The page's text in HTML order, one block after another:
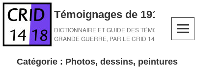
Skip
content
Témoignages de 1914-1918
DICTIONNAIRE ET GUIDE DES TÉMOINS DE LA
GRANDE GUERRE, PAR LE CRID 14-18
Catégorie : Photos, dessins, peintures